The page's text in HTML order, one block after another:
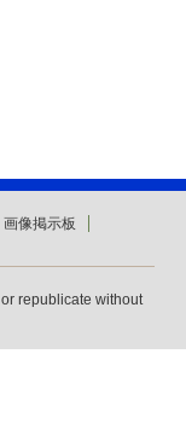
画像掲示板
republicate without